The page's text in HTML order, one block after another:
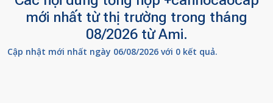
mới nhất từ thị trường trong tháng
08/2026 từ Ami.
Cập nhật mới nhất ngày 06/08/2026 với 0 kết quả.